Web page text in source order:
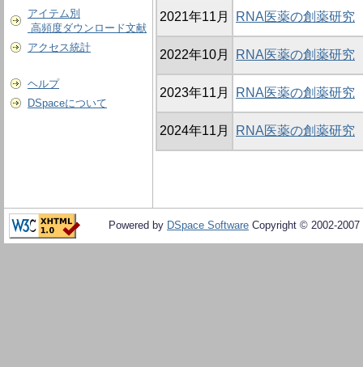
アイテム別
高頻度ダウンロード文献
アクセス統計
ヘルプ
DSpaceについて
2021年11月 RNA医薬の創薬研究
2022年10月 RNA医薬の創薬研究
2023年11月 RNA医薬の創薬研究
2024年11月 RNA医薬の創薬研究
Powered by DSpace Software Copyright © 2002-2007